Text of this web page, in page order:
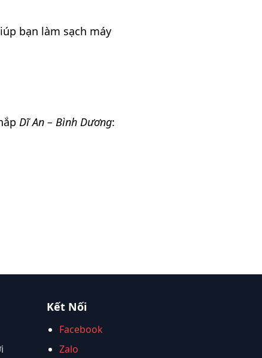
bạn làm sạch máy
Dĩ An – Bình Dương:
Kết Nối
Facebook
Zalo